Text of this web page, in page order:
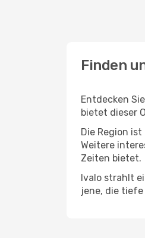
Finden
Entdecken
bietet dieser
Die Region
Weitere
Zeiten bietet.
Ivalo strahlt
jene, die